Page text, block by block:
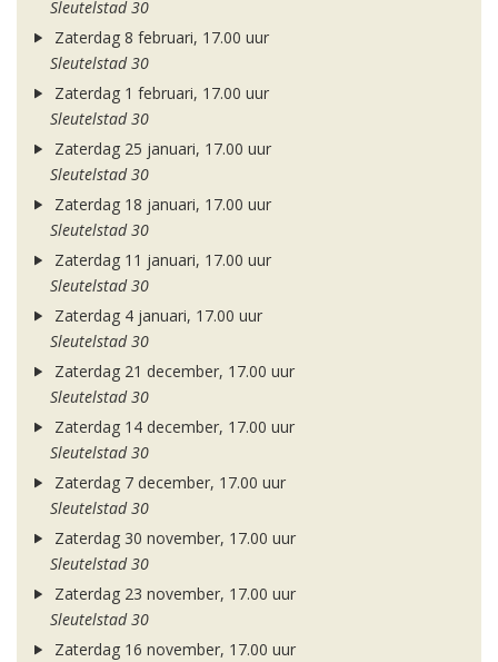
Sleutelstad 30
Zaterdag 8 februari, 17.00 uur
Sleutelstad 30
Zaterdag 1 februari, 17.00 uur
Sleutelstad 30
Zaterdag 25 januari, 17.00 uur
Sleutelstad 30
Zaterdag 18 januari, 17.00 uur
Sleutelstad 30
Zaterdag 11 januari, 17.00 uur
Sleutelstad 30
Zaterdag 4 januari, 17.00 uur
Sleutelstad 30
Zaterdag 21 december, 17.00 uur
Sleutelstad 30
Zaterdag 14 december, 17.00 uur
Sleutelstad 30
Zaterdag 7 december, 17.00 uur
Sleutelstad 30
Zaterdag 30 november, 17.00 uur
Sleutelstad 30
Zaterdag 23 november, 17.00 uur
Sleutelstad 30
Zaterdag 16 november, 17.00 uur